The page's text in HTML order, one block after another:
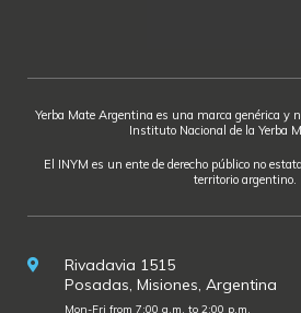
Yerba Mate Argentina es una marca genérica y
Instituto Nacional de la Yerba
El INYM es un ente de derecho público no
territorio argentino.
Rivadavia 1515
Posadas, Misiones, Argentina
Mon-Fri from 7:00 a.m. to 2:00 p.m.